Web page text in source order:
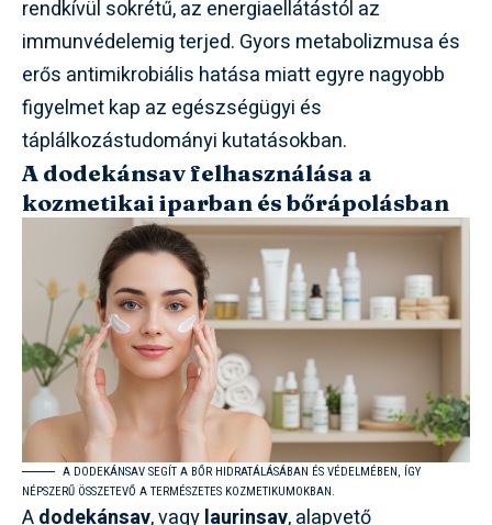
rendkívül sokrétű, az energiaellátástól az
immunvédelemig terjed. Gyors metabolizmusa és
erős antimikrobiális hatása miatt egyre nagyobb
figyelmet kap az egészségügyi és
táplálkozástudományi kutatásokban.
A dodekánsav felhasználása a
kozmetikai iparban és bőrápolásban
A DODEKÁNSAV SEGÍT A BŐR HIDRATÁLÁSÁBAN ÉS VÉDELMÉBEN, ÍGY
NÉPSZERŰ ÖSSZETEVŐ A TERMÉSZETES KOZMETIKUMOKBAN.
Adodekánsav, vagylaurinsav, alapvető